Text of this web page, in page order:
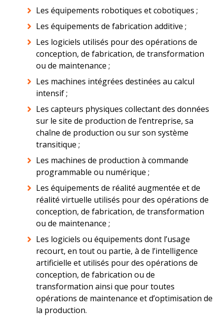
Les équipements robotiques et cobotiques ;
Les équipements de fabrication additive ;
Les logiciels utilisés pour des opérations de
conception, de fabrication, de transformation
ou de maintenance ;
Les machines intégrées destinées au calcul
intensif ;
Les capteurs physiques collectant des données
sur le site de production de l’entreprise, sa
chaîne de production ou sur son système
transitique ;
Les machines de production à commande
programmable ou numérique ;
Les équipements de réalité augmentée et de
réalité virtuelle utilisés pour des opérations de
conception, de fabrication, de transformation
ou de maintenance ;
Les logiciels ou équipements dont l’usage
recourt, en tout ou partie, à de l’intelligence
artificielle et utilisés pour des opérations de
conception, de fabrication ou de
transformation ainsi que pour toutes
opérations de maintenance et d’optimisation de
la production.